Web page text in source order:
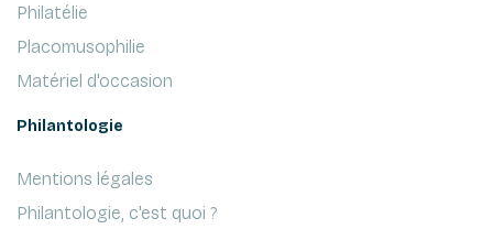
Philatélie
Placomusophilie
Matériel d'occasion
Philantologie
Mentions légales
Philantologie, c'est quoi ?